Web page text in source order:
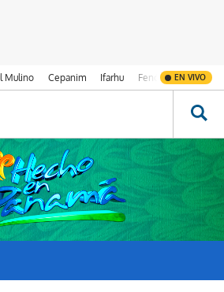
Mulino Cepanim Ifarhu Fenómeno de El
EN VIVO